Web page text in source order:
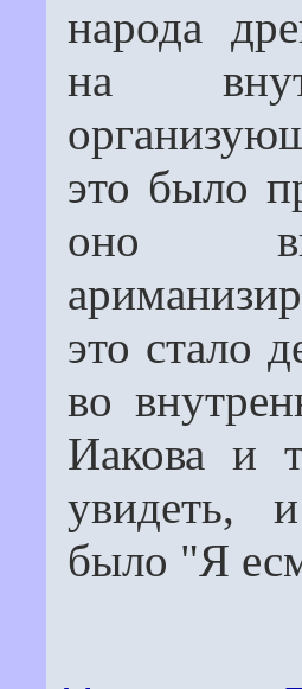
народа
на
это было
оно
это стало
во
Иакова и
увидеть,
было "Я